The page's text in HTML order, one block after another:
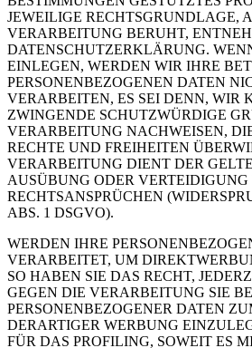
JEWEILIGE RECHTSGRUNDLAGE,
VERARBEITUNG BERUHT,
DATENSCHUTZERKLÄRUNG.
EINLEGEN, WERDEN WIR IHRE
PERSONENBEZOGENEN DATEN
VERARBEITEN, ES SEI DENN, WIR
ZWINGENDE SCHUTZWÜRDIGE
VERARBEITUNG NACHWEISEN,
RECHTE UND FREIHEITEN
VERARBEITUNG DIENT DER
AUSÜBUNG ODER VERTEIDIGUNG
RECHTSANSPRÜCHEN
ABS. 1 DSGVO).
WERDEN IHRE
VERARBEITET, UM
SO HABEN SIE DAS RECHT,
GEGEN DIE VERARBEITUNG SIE
PERSONENBEZOGENER DATEN
DERARTIGER WERBUNG
FÜR DAS PROFILING, SOWEIT ES